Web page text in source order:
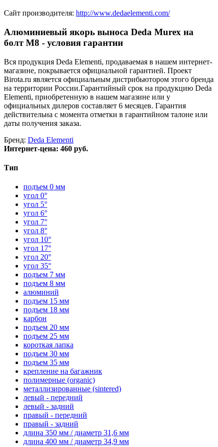
Сайт производителя: http://www.dedaelementi.com/
Алюминиевый якорь выноса Deda Murex на
болт M8 - условия гарантии
Вся продукция Deda Elementi, продаваемая в нашем интернет-
магазине, покрывается официальной гарантией. Проект
Birota.ru является официальным дистрибьютором этого бренда
на территории России.Гарантийный срок на продукцию Deda
Elementi, приобретенную в нашем магазине или у
официальных дилеров составляет 6 месяцев. Гарантия
действительна с момента отметки в гарантийном талоне или
даты получения заказа.
Бренд: Deda Elementi
Интернет-цена: 460 руб.
Тип
подъем 0 мм
угол 0°
угол 5°
угол 6°
угол 7°
угол 8°
угол 10°
угол 17°
угол 20°
угол 35°
подъем 7 мм
подъем 8 мм
алюминий
подъем 15 мм
подъем 18 мм
карбон
подъем 20 мм
подъем 25 мм
короткая лапка
подъем 30 мм
подъем 35 мм
крепление на багажник
полимерные (organic)
металлизированные (sintered)
левый - передний
левый - задний
правый - передний
правый - задний
длина 350 мм / диаметр 31,6 мм
длина 400 мм / диаметр 34,9 мм